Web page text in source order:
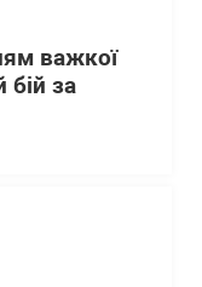
важкої
бій за